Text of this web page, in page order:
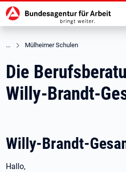
zu den Hauptinhalten springen
Hauptnavigation
Mülheimer Schulen
Die
Willy-Brandt-
Willy-Brandt-
Hallo,